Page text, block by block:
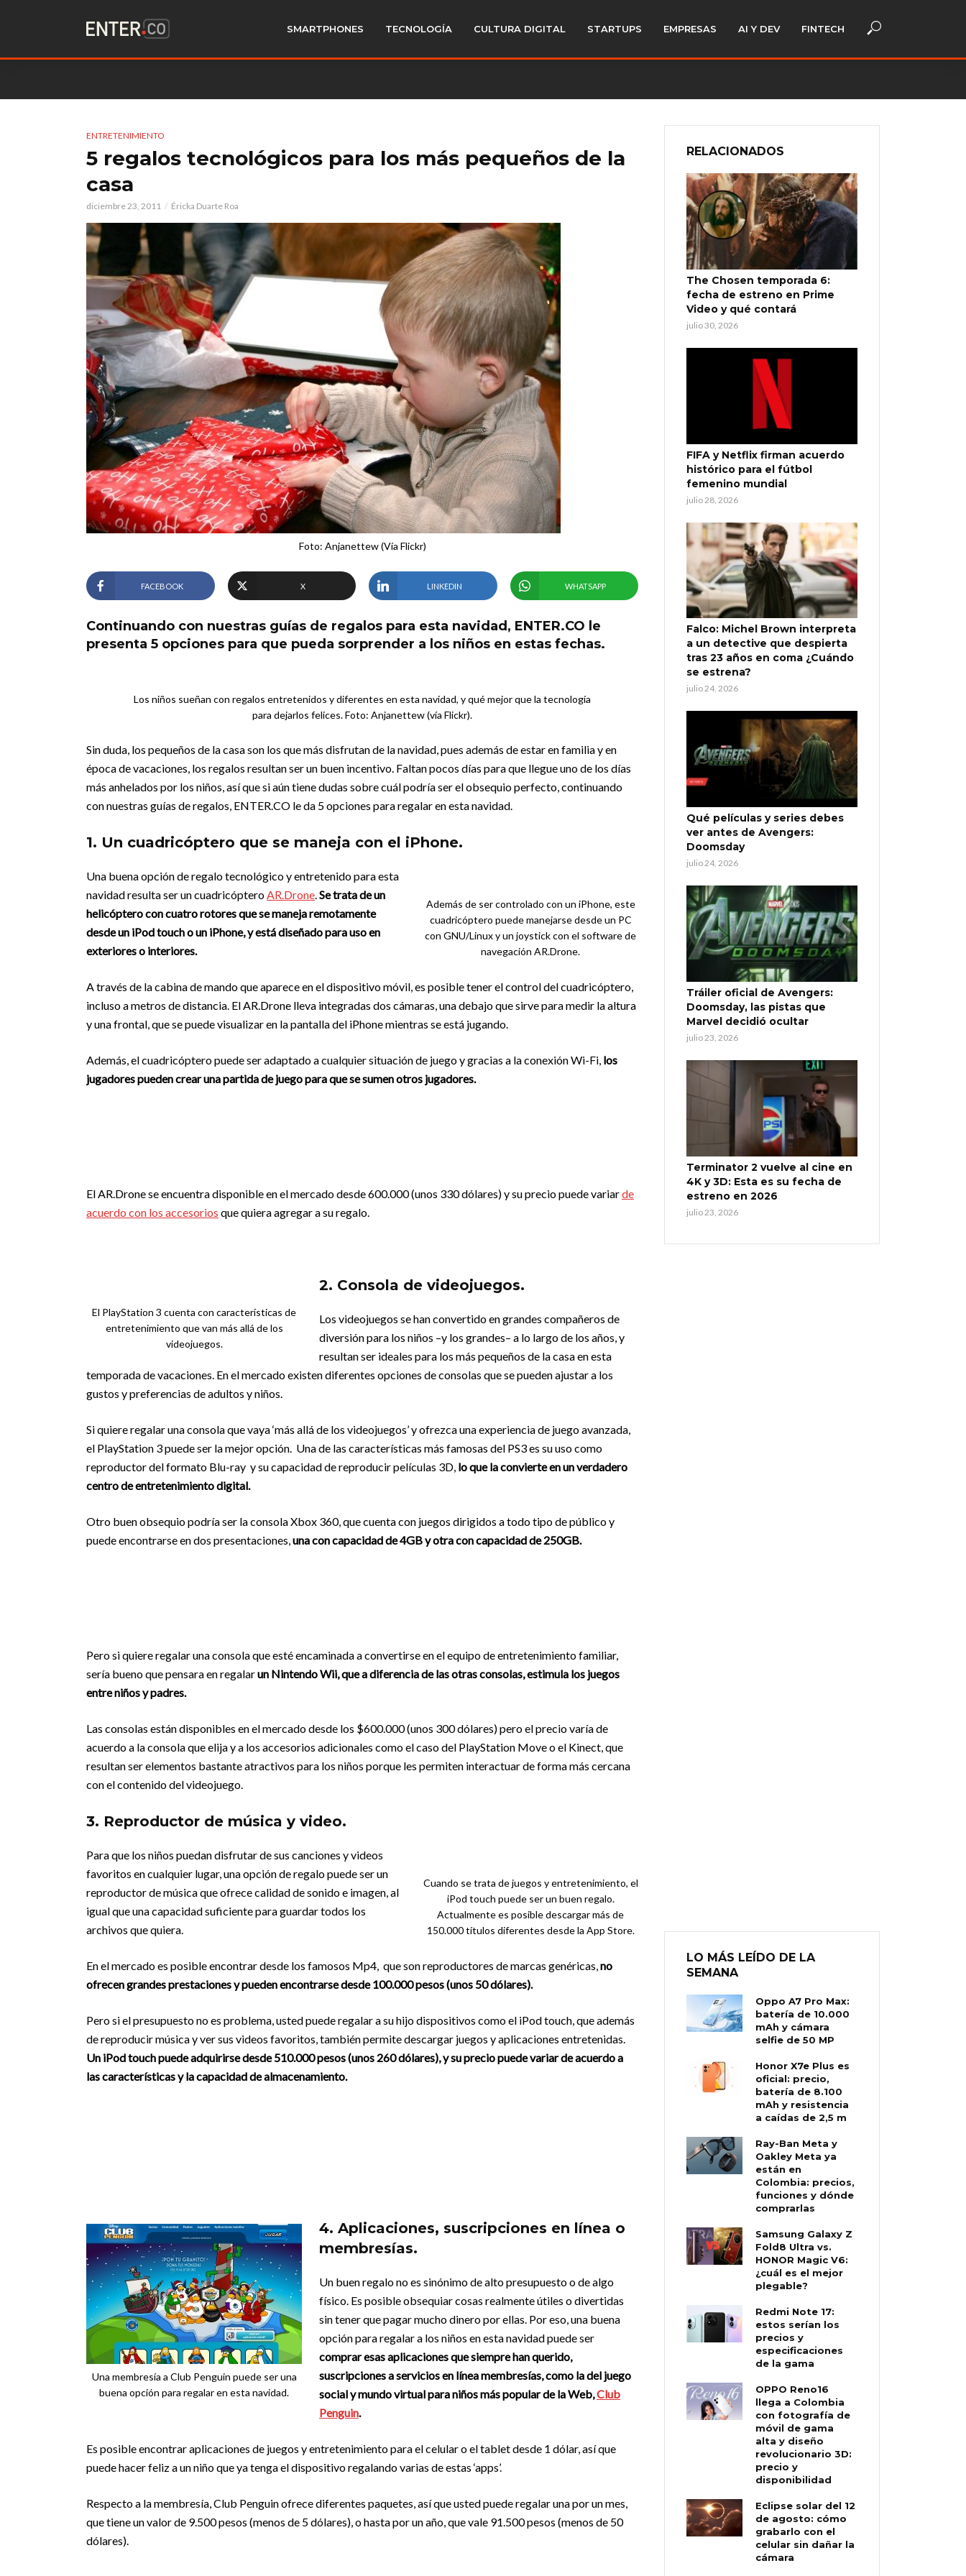
SMARTPHONES TECNOLOGÍA CULTURA DIGITAL STARTUPS EMPRESAS AI Y DEV FINTECH
ENTRETENIMIENTO
5 regalos tecnológicos para los más pequeños de la
casa
diciembre 23, 2011 Éricka Duarte Roa
Foto: Anjanettew (Vía Flickr)
FACEBOOK X LINKEDIN WHATSAPP
Continuando con nuestras guías de regalos para esta navidad, ENTER.CO le
presenta 5 opciones para que pueda sorprender a los niños en estas fechas.
Los niños sueñan con regalos entretenidos y diferentes en esta navidad, y qué mejor que la tecnología
para dejarlos felices. Foto: Anjanettew (vía Flickr).
Sin duda, los pequeños de la casa son los que más disfrutan de la navidad, pues además de estar en familia y en
época de vacaciones, los regalos resultan ser un buen incentivo. Faltan pocos días para que llegue uno de los días
más anhelados por los niños, así que si aún tiene dudas sobre cuál podría ser el obsequio perfecto, continuando
con nuestras guías de regalos, ENTER.CO le da 5 opciones para regalar en esta navidad.
1. Un cuadricóptero que se maneja con el iPhone.
Además de ser controlado con un iPhone, este
cuadricóptero puede manejarse desde un PC
con GNU/Linux y un joystick con el software de
navegación AR.Drone.
Una buena opción de regalo tecnológico y entretenido para esta
navidad resulta ser un cuadricópteroAR.Drone.Se trata de un
helicóptero con cuatro rotores que se maneja remotamente
desde un iPod touch o un iPhone, y está diseñado para uso en
exteriores o interiores.
A través de la cabina de mando que aparece en el dispositivo móvil, es posible tener el control del cuadricóptero,
incluso a metros de distancia. El AR.Drone lleva integradas dos cámaras, una debajo que sirve para medir la altura
y una frontal, que se puede visualizar en la pantalla del iPhone mientras se está jugando.
Además, el cuadricóptero puede ser adaptado a cualquier situación de juego y gracias a la conexión Wi-Fi, los
jugadores pueden crear una partida de juego para que se sumen otros jugadores.
El AR.Drone se encuentra disponible en el mercado desde 600.000 (unos 330 dólares) y su precio puede variarde
acuerdo con los accesorios que quiera agregar a su regalo.
El PlayStation 3 cuenta con características de
entretenimiento que van más allá de los
videojuegos.
2. Consola de videojuegos.
Los videojuegos se han convertido en grandes compañeros de
diversión para los niños –y los grandes– a lo largo de los años, y
resultan ser ideales para los más pequeños de la casa en esta
temporada de vacaciones. En el mercado existen diferentes opciones de consolas que se pueden ajustar a los
gustos y preferencias de adultos y niños.
Si quiere regalar una consola que vaya ‘más allá de los videojuegos’ y ofrezca una experiencia de juego avanzada,
el PlayStation 3 puede ser la mejor opción. Una de las características más famosas del PS3 es su uso como
reproductor del formato Blu-ray y su capacidad de reproducir películas 3D, lo que la convierte en un verdadero
centro de entretenimiento digital.
Otro buen obsequio podría ser la consola Xbox 360, que cuenta con juegos dirigidos a todo tipo de público y
puede encontrarse en dos presentaciones,una con capacidad de 4GB y otra con capacidad de 250GB.
Pero si quiere regalar una consola que esté encaminada a convertirse en el equipo de entretenimiento familiar,
sería bueno que pensara en regalarun Nintendo Wii, que a diferencia de las otras consolas, estimula los juegos
entre niños y padres.
Las consolas están disponibles en el mercado desde los $600.000 (unos 300 dólares) pero el precio varía de
acuerdo a la consola que elija y a los accesorios adicionales como el caso del PlayStation Move o el Kinect, que
resultan ser elementos bastante atractivos para los niños porque les permiten interactuar de forma más cercana
con el contenido del videojuego.
3. Reproductor de música y video.
Cuando se trata de juegos y entretenimiento, el
iPod touch puede ser un buen regalo.
Actualmente es posible descargar más de
150.000 títulos diferentes desde la App Store.
Para que los niños puedan disfrutar de sus canciones y videos
favoritos en cualquier lugar, una opción de regalo puede ser un
reproductor de música que ofrece calidad de sonido e imagen, al
igual que una capacidad suficiente para guardar todos los
archivos que quiera.
En el mercado es posible encontrar desde los famosos Mp4, que son reproductores de marcas genéricas,no
ofrecen grandes prestaciones y pueden encontrarse desde 100.000 pesos (unos 50 dólares).
Pero si el presupuesto no es problema, usted puede regalar a su hijo dispositivos como el iPod touch, que además
de reproducir música y ver sus videos favoritos, también permite descargar juegos y aplicaciones entretenidas.
Un iPod touch puede adquirirse desde 510.000 pesos (unos 260 dólares), y su precio puede variar de acuerdo a
las características y la capacidad de almacenamiento.
Una membresía a Club Penguin puede ser una
buena opción para regalar en esta navidad.
4. Aplicaciones, suscripciones en línea o
membresías.
Un buen regalo no es sinónimo de alto presupuesto o de algo
físico. Es posible obsequiar cosas realmente útiles o divertidas
sin tener que pagar mucho dinero por ellas. Por eso, una buena
opción para regalar a los niños en esta navidad puede ser
comprar esas aplicaciones que siempre han querido,
suscripciones a servicios en línea membresías, como la del juego
social y mundo virtual para niños más popular de la Web,Club
Penguin.
Es posible encontrar aplicaciones de juegos y entretenimiento para el celular o el tablet desde 1 dólar, así que
puede hacer feliz a un niño que ya tenga el dispositivo regalando varias de estas ‘apps’.
Respecto a la membresía, Club Penguin ofrece diferentes paquetes, así que usted puede regalar una por un mes,
que tiene un valor de 9.500 pesos (menos de 5 dólares), o hasta por un año, que vale 91.500 pesos (menos de 50
dólares).
RELACIONADOS
The Chosen temporada 6:
fecha de estreno en Prime
Video y qué contará
julio 30, 2026
FIFA y Netflix firman acuerdo
histórico para el fútbol
femenino mundial
julio 28, 2026
Falco: Michel Brown interpreta
a un detective que despierta
tras 23 años en coma ¿Cuándo
se estrena?
julio 24, 2026
Qué películas y series debes
ver antes de Avengers:
Doomsday
julio 24, 2026
Tráiler oficial de Avengers:
Doomsday, las pistas que
Marvel decidió ocultar
julio 23, 2026
Terminator 2 vuelve al cine en
4K y 3D: Esta es su fecha de
estreno en 2026
julio 23, 2026
LO MÁS LEÍDO DE LA
SEMANA
Oppo A7 Pro Max:
batería de 10.000
mAh y cámara
selfie de 50 MP
Honor X7e Plus es
oficial: precio,
batería de 8.100
mAh y resistencia
a caídas de 2,5 m
Ray-Ban Meta y
Oakley Meta ya
están en
Colombia: precios,
funciones y dónde
comprarlas
Samsung Galaxy Z
Fold8 Ultra vs.
HONOR Magic V6:
¿cuál es el mejor
plegable?
Redmi Note 17:
estos serían los
precios y
especificaciones
de la gama
OPPO Reno16
llega a Colombia
con fotografía de
móvil de gama
alta y diseño
revolucionario 3D:
precio y
disponibilidad
Eclipse solar del 12
de agosto: cómo
grabarlo con el
celular sin dañar la
cámara